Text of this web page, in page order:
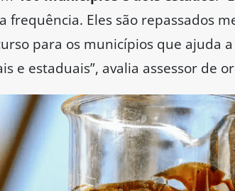
frequência. Eles são repassados
para os municípios que ajuda
e estaduais”, avalia assessor de